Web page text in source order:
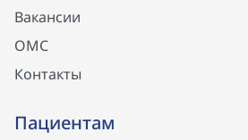
Вакансии
ОМС
Контакты
Пациентам